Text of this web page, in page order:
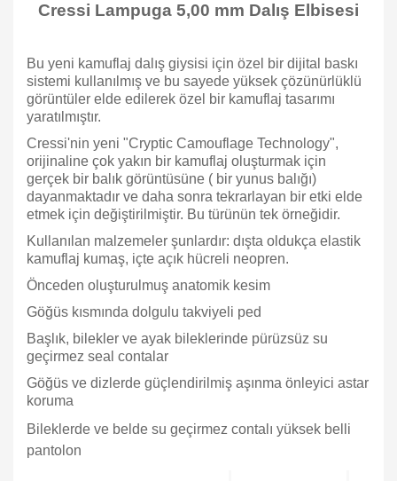
Cressi Lampuga 5,00 mm Dalış Elbisesi
Bu yeni kamuflaj dalış giysisi için özel bir dijital baskı
sistemi kullanılmış ve bu sayede yüksek çözünürlüklü
görüntüler elde edilerek özel bir kamuflaj tasarımı
yaratılmıştır.
Cressi'nin yeni "Cryptic Camouflage Technology",
orijinaline çok yakın bir kamuflaj oluşturmak için
gerçek bir balık görüntüsüne ( bir yunus balığı)
dayanmaktadır ve daha sonra tekrarlayan bir etki elde
etmek için değiştirilmiştir. Bu türünün tek örneğidir.
Kullanılan malzemeler şunlardır: dışta oldukça elastik
kamuflaj kumaş, içte açık hücreli neopren.
Önceden oluşturulmuş anatomik kesim
Göğüs kısmında dolgulu takviyeli ped
Başlık, bilekler ve ayak bileklerinde pürüzsüz su
geçirmez seal contalar
Göğüs ve dizlerde güçlendirilmiş aşınma önleyici astar
koruma
Bileklerde ve belde su geçirmez contalı yüksek belli
pantolon